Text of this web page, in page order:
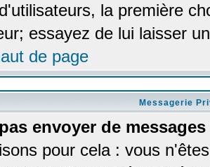
la première
essayez de lui laisser
de page
Messagerie
envoyer de
pour cela : vous